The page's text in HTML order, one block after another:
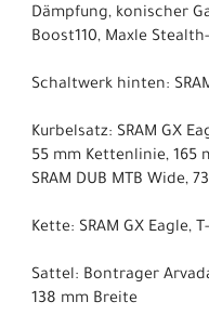
Dämpfung, konischer
Boost110, Maxle
Schaltwerk hinten:
Kurbelsatz: SRAM GX
55 mm Kettenlinie, 165
SRAM DUB MTB Wide,
Kette: SRAM GX Eagle,
Sattel: Bontrager
138 mm Breite